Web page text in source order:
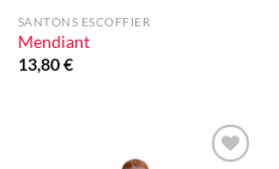
SANTONS ESCOFFIER
Mendiant
13,80€